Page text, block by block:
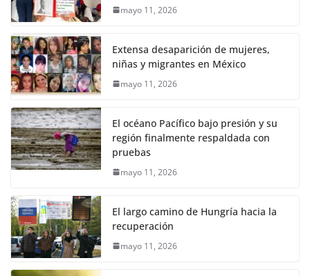
mayo 11, 2026
Extensa desaparición de mujeres,
niñas y migrantes en México
mayo 11, 2026
El océano Pacífico bajo presión y su
región finalmente respaldada con
pruebas
mayo 11, 2026
El largo camino de Hungría hacia la
recuperación
mayo 11, 2026